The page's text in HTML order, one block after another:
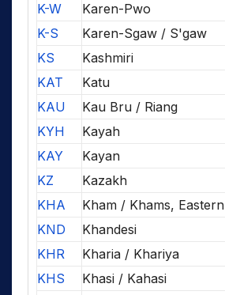
K-W
Karen-Pwo
K-S
Karen-Sgaw / S'gaw
KS
Kashmiri
KAT
Katu
KAU
Kau Bru / Riang
KYH
Kayah
KAY
Kayan
KZ
Kazakh
KHA
Kham / Khams, Eastern
KND
Khandesi
KHR
Kharia / Khariya
KHS
Khasi / Kahasi